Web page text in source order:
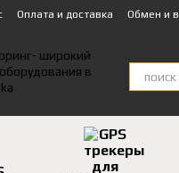
контенту
Оплата и доставка Обмен и